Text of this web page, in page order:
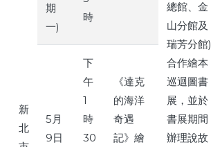
新
北
總館、金
山分館及
瑞芳分館)
合作繪本
巡迴圖書
展，並於
書展期間
辦理說故
期
一)
時
5月
9日
下
午
1
時
30
《達克
的海洋
奇遇
記》繪